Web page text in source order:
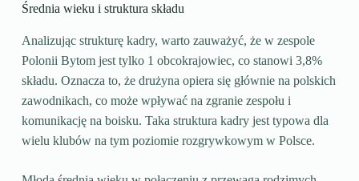
Średnia wieku i struktura składu
Analizując strukturę kadry, warto zauważyć, że w zespole
Polonii Bytom jest tylko 1 obcokrajowiec, co stanowi 3,8%
składu. Oznacza to, że drużyna opiera się głównie na polskich
zawodnikach, co może wpływać na zgranie zespołu i
komunikację na boisku. Taka struktura kadry jest typowa dla
wielu klubów na tym poziomie rozgrywkowym w Polsce.